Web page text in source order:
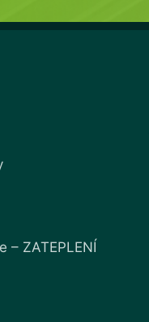
– ZATEPLENÍ